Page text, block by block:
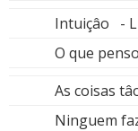
Intuiçâo -
O que
As coisas
Ninguem